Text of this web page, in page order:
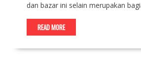
dan bazar ini selain merupakan
READ MORE